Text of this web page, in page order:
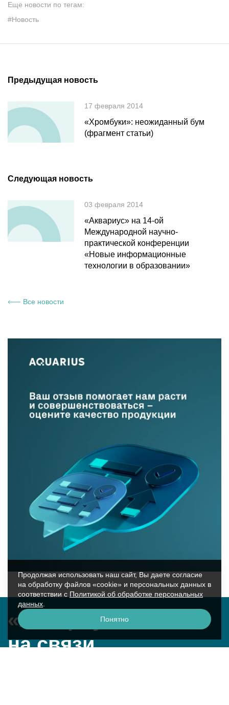
Еще новости по тегам:
#Новость
Предыдущая новость
17 февраля 2014
«Хромбуки»: неожиданный бум
(фрагмент статьи)
Следующая новость
03 февраля 2014
«Аквариус» на 14-ой
Международной научно-
практической конференции
«Новые информационные
технологии в образовании»
Все новости
«Аквариус»
на связи
Продолжая использовать наш сайт, Вы даете согласие
на обработку файлов «cookie» и персональных данных в
соответствии с Политикой об обработке персональных
данных
Понятно